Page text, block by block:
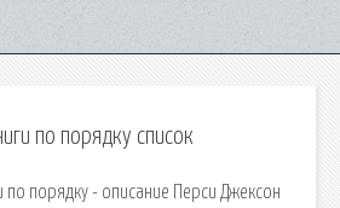
по порядку список
по порядку - описание Перси Джексон